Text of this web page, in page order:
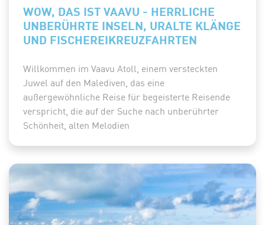
WOW, DAS IST VAAVU - HERRLICHE
UNBERÜHRTE INSELN, URALTE KLÄNGE
UND FISCHEREIKREUZFAHRTEN
Willkommen im Vaavu Atoll, einem versteckten
Juwel auf den Malediven, das eine
außergewöhnliche Reise für begeisterte Reisende
verspricht, die auf der Suche nach unberührter
Schönheit, alten Melodien